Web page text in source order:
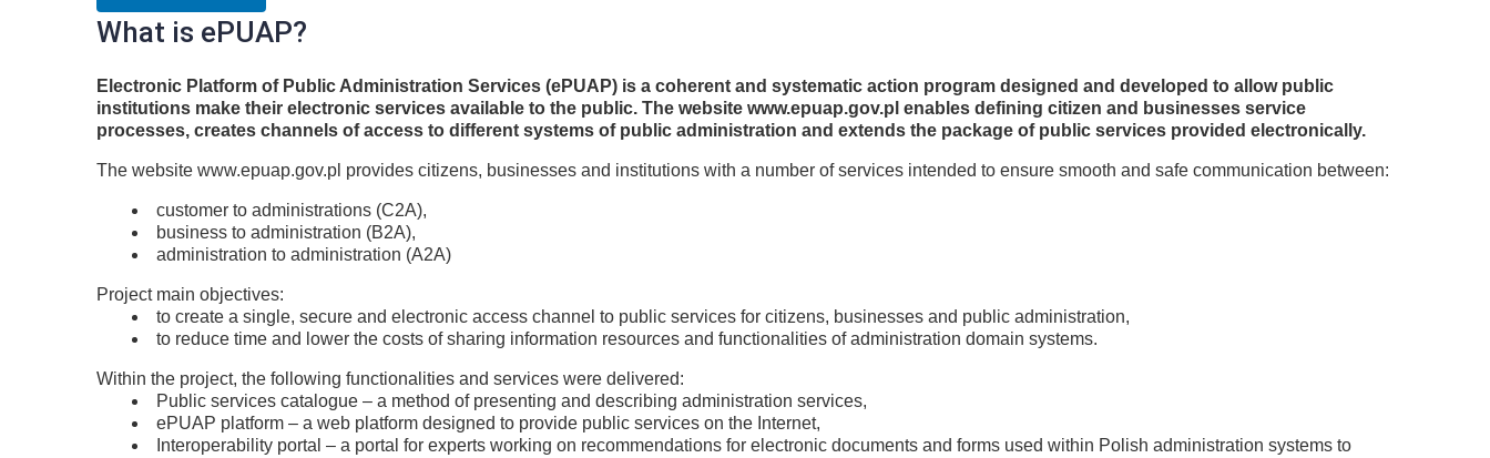
What is ePUAP?
Electronic Platform of Public Administration Services (ePUAP) is a coherent and systematic action program designed and developed to allow public
institutions make their electronic services available to the public. The website www.epuap.gov.pl enables defining citizen and businesses service
processes, creates channels of access to different systems of public administration and extends the package of public services provided electronically.
The website www.epuap.gov.pl provides citizens, businesses and institutions with a number of services intended to ensure smooth and safe communication between:
customer to administrations (C2A),
business to administration (B2A),
administration to administration (A2A)
Project main objectives:
to create a single, secure and electronic access channel to public services for citizens, businesses and public administration,
to reduce time and lower the costs of sharing information resources and functionalities of administration domain systems.
Within the project, the following functionalities and services were delivered:
Public services catalogue – a method of presenting and describing administration services,
ePUAP platform – a web platform designed to provide public services on the Internet,
Interoperability portal – a portal for experts working on recommendations for electronic documents and forms used within Polish administration systems to